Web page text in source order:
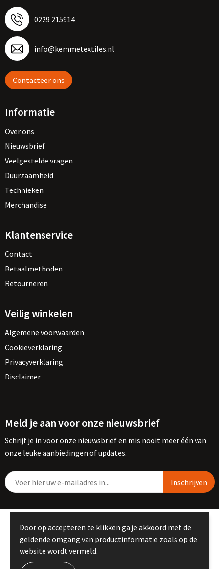
0229 215914
info@kemmetextiles.nl
Contacteer ons
Informatie
Over ons
Nieuwsbrief
Veelgestelde vragen
Duurzaamheid
Technieken
Merchandise
Klantenservice
Contact
Betaalmethoden
Retourneren
Veilig winkelen
Algemene voorwaarden
Cookieverklaring
Privacyverklaring
Disclaimer
Meld je aan voor onze nieuwsbrief
Schrijf je in voor onze nieuwsbrief en mis nooit meer één van
onze leuke aanbiedingen of updates.
© Copyright Kemme B.V. 2023
Door op accepteren te klikken ga je akkoord met de
geldende omgang van productinformatie zoals op de
website wordt vermeld.